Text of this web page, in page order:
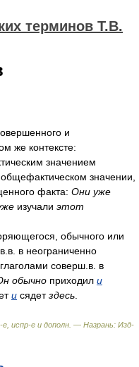
терминов Т.В.
и
же контексте:
значением
значении,
факта: Они уже
изучали этот
обычного или
в неограниченно
соверш.в. в
обычно приходил и
и сядетздесь
испр-е и дополн. — Назрань: Изд-